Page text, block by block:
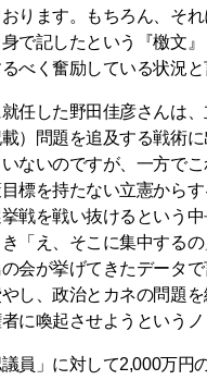
ります。もちろん、そ
で記したという『檄文
べく奮励している状況
任した野田佳彦さんは
）問題を追及する戦術
ないのですが、一方で
標を持たない立憲から
戦を戦い抜けるという
「え、そこに集中する
会が挙げてきたデータ
し、政治とカネの問題
に喚起させようという
員」に対して2,000万円